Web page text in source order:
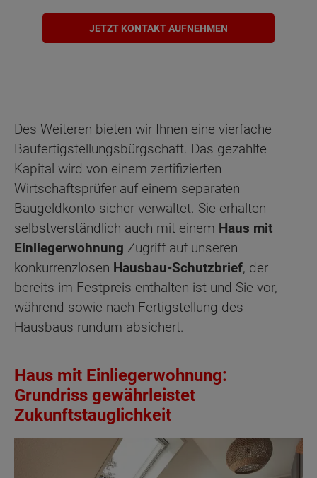
JETZT KONTAKT AUFNEHMEN
Des Weiteren bieten wir Ihnen eine vierfache
Baufertigstellungsbürgschaft. Das gezahlte
Kapital wird von einem zertifizierten
Wirtschaftsprüfer auf einem separaten
Baugeldkonto sicher verwaltet. Sie erhalten
selbstverständlich auch mit einem Haus mit
Einliegerwohnung Zugriff auf unseren
konkurrenzlosen Hausbau-Schutzbrief, der
bereits im Festpreis enthalten ist und Sie vor,
während sowie nach Fertigstellung des
Hausbaus rundum absichert.
Haus mit Einliegerwohnung:
Grundriss gewährleistet
Zukunftstauglichkeit